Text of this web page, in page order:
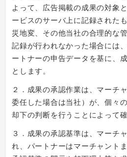
よって、広告掲載の成果の対象
ービスのサーバ上に記録された
災地変、その他当社の合理的な
記録が行われなかった場合には
ートナーの申告データを基に、
とします。
２．成果の承認作業は、マーチ
委任した場合は当社）が、個々
却下の判断を行うことによって確
３．成果の承認基準は、マーチ
れ、パートナーはマーチャント